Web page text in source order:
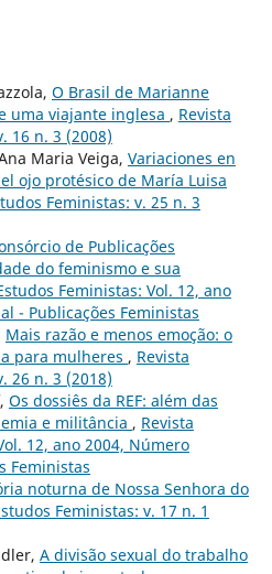
O Brasil de Marianne
uma viajante inglesa , Revista
16 n. 3 (2008)
Maria Veiga, Variaciones en
ojo protésico de María Luisa
Feministas: v. 25 n. 3
de Publicações
do feminismo e sua
Feministas: Vol. 12, ano
- Publicações Feministas
Mais razão e menos emoção: o
para mulheres , Revista
26 n. 3 (2018)
Os dossiês da REF: além das
e militância , Revista
12, ano 2004, Número
Feministas
noturna de Nossa Senhora do
Feministas: v. 17 n. 1
A divisão sexual do trabalho